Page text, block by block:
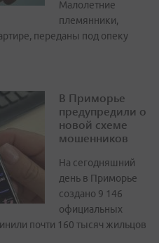
Малолетние
племянники,
переданы под опеку
В Приморье
предупредили о
новой схеме
мошенников
На сегодняшний
день в Приморье
создано 9 146
официальных
почти 160 тысяч жильцов